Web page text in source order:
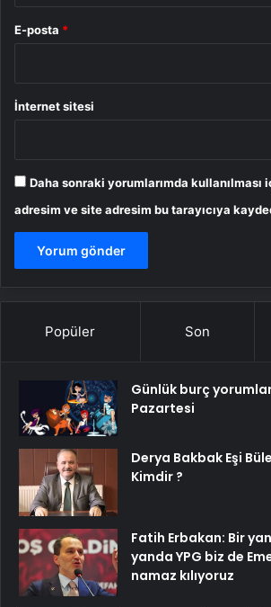
E-posta *
İnternet sitesi
Daha sonraki yorumlarımda kullanılması
adresim ve site adresim bu tarayıcıya
Popüler Son
Günlük burç
Pazartesi
Derya Bakbak Eşi
Kimdir ?
Fatih Erbakan: Bir
yanda YPG biz de
namaz kılıyoruz